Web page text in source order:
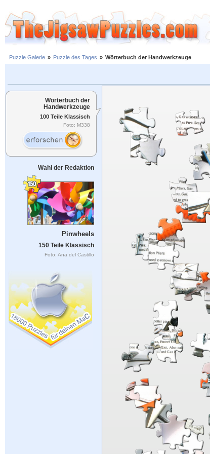
Puzzle Galerie » Puzzle des Tages » Wörterbuch der Handwerkzeuge
Wörterbuch der
Handwerkzeuge
100 Teile Klassisch
Foto: M338
Wahl der Redaktion
Pinwheels
150 Teile Klassisch
Foto: Ana del Castillo